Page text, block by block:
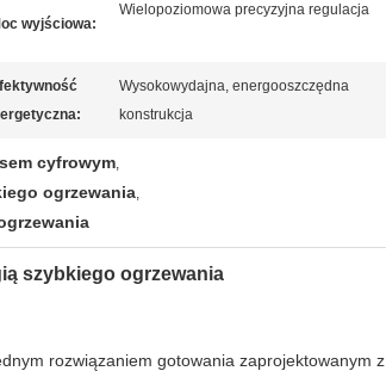
wyjściowa:
Wielopoziomowa precyzyjna regulacja
Wysokowydajna, energooszczędna
konstrukcja
cyfrowym,
ogrzewania,
szybkiego ogrzewania
rozwiązaniem gotowania zaprojektowanym z